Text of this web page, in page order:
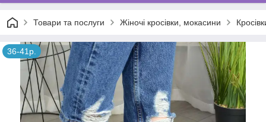
Товари та послуги Жіночі кросівки, мокасини
36-41р.